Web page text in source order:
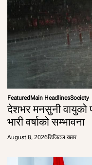
Featured Main HeadlinesSociety
देशभर मनसुनी वायुको
भारी वर्षाको सम्भावना
August 8, 2026डिजिटल खबर